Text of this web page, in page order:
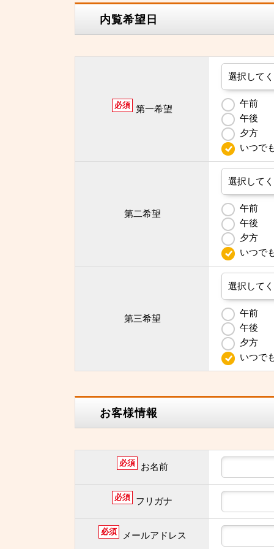
内覧希望日
必須 第一希望
午前
午後
夕方
いつで
第二希望
午前
午後
夕方
いつで
第三希望
午前
午後
夕方
いつで
お客様情報
必須 お名前
必須 フリガナ
必須 メールアドレス